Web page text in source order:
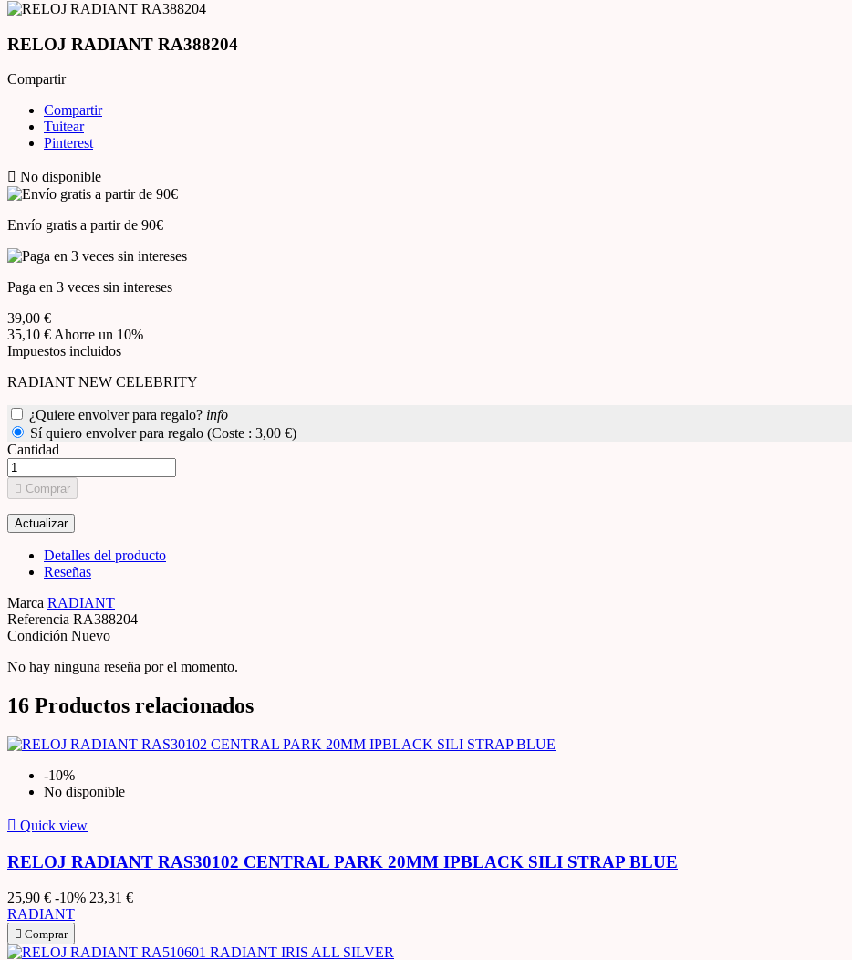
RELOJ RADIANT RA388204
Compartir
Compartir
Tuitear
Pinterest
 No disponible
Envío gratis a partir de 90€
Paga en 3 veces sin intereses
39,00 €
35,10 €Ahorre un 10%
Impuestos incluidos
RADIANT NEW CELEBRITY
¿Quiere envolver para regalo? info
Sí quiero envolver para regalo (Coste : 3,00 €)
Cantidad
 Comprar
Detalles del producto
Reseñas
Marca RADIANT
Referencia RA388204
Condición Nuevo
No hay ninguna reseña por el momento.
16 Productos relacionados
-10%
No disponible
 Quick view
RELOJ RADIANT RAS30102 CENTRAL PARK 20MM IPBLACK SILI STRAP BLUE
25,90 € -10% 23,31 €
RADIANT
 Comprar